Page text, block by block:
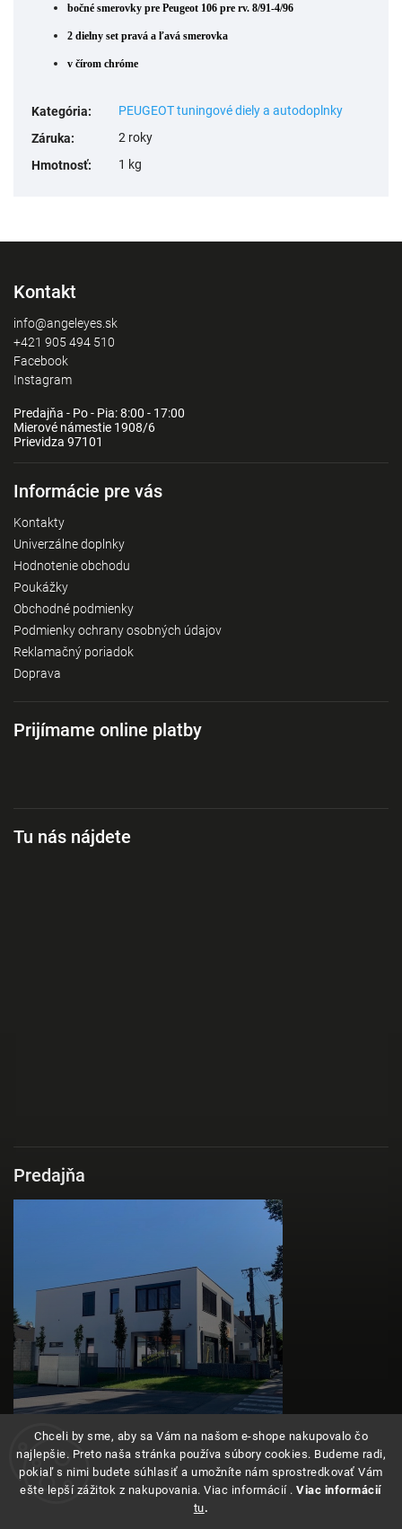
Chceli by sme, aby sa Vám na našom e-shope nakupovalo čo
najlepšie. Preto naša stránka používa súbory cookies. Budeme radi,
pokiaľ s nimi budete súhlasiť a umožníte nám sprostredkovať Vám
ešte lepší zážitok z nakupovania. Viac informácií .Viac informácií
tu.
bočné smerovky pre Peugeot 106 pre rv. 8/91-4/96
2 dielny set pravá a ľavá smerovka
v čírom chróme
Kategória:
PEUGEOT tuningové diely a autodoplnky
Záruka:
2 roky
Hmotnosť: 1 kg
Kontakt
info@angeleyes.sk
+421 905 494 510
Facebook
Instagram
Predajňa - Po - Pia: 8:00 - 17:00
Mierové námestie 1908/6
Prievidza 97101
Informácie pre vás
Kontakty
Univerzálne doplnky
Hodnotenie obchodu
Poukážky
Obchodné podmienky
Podmienky ochrany osobných údajov
Reklamačný poriadok
Doprava
Prijímame online platby
Tu nás nájdete
Predajňa